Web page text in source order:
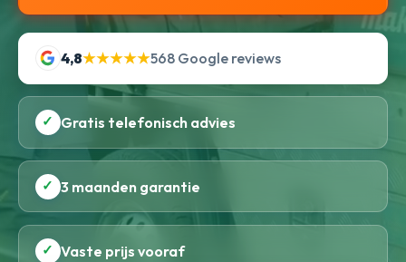
4,8★★★★★568 Google reviews
✓ Gratis telefonisch advies
✓ 3 maanden garantie
✓ Vaste prijs vooraf